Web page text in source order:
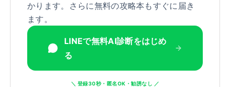
かります。さらに無料の攻略本もすぐに届き
ます。
LINEで無料AI診断をはじめ
る
＼ 登録30秒・匿名OK・勧誘なし ／